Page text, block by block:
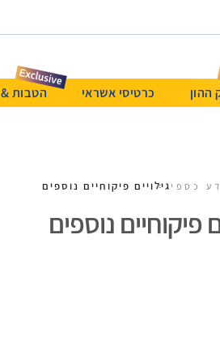
ההון כרטיסי אשראי הטבות & Beyond
כספי גילויים פיקוחיים נוספים
פיקוחיים נוספים